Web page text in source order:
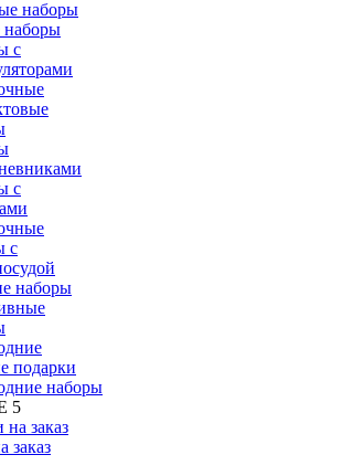
наборы
с
с
с
наборы
подарки
наборы
5
заказ